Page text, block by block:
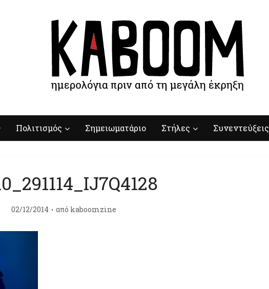
Πολιτισμός Σημειωματάριο Στήλες Συνεντεύξεις
02/12/2014 από kaboomzine